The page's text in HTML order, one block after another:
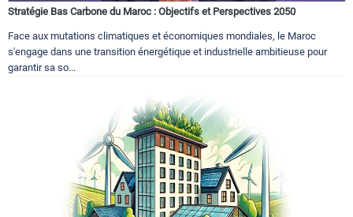
Stratégie Bas Carbone du Maroc : Objectifs et Perspectives 2050
Face aux mutations climatiques et économiques mondiales, le Maroc
s'engage dans une transition énergétique et industrielle ambitieuse pour
garantir sa so...